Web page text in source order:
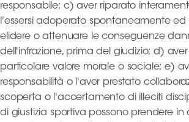
responsabile; c) aver riparato
l'essersi adoperato spontaneamente
elidere o attenuare le conseguenze
dell'infrazione, prima del giudizio; d)
particolare valore morale o sociale; e)
responsabilità o l'aver prestato
scoperta o l'accertamento di illeciti
di giustizia sportiva possono prendere in